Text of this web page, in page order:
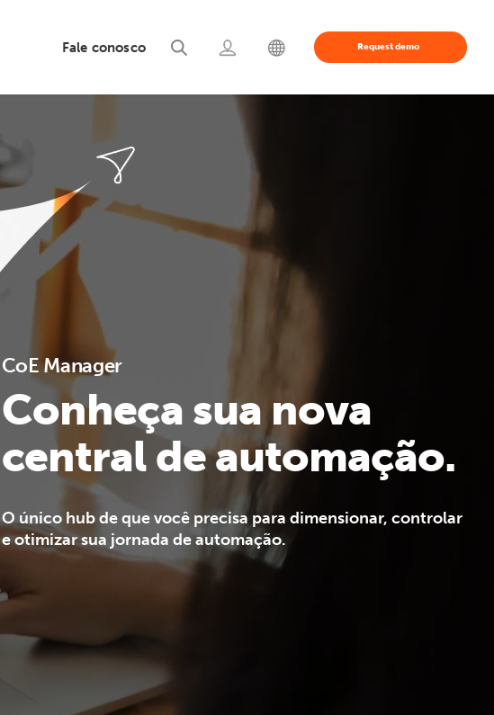
Fale conosco Request demo
CoE Manager
Conheça sua nova
central de automação.
O único hub de que você precisa para dimensionar, controlar
e otimizar sua jornada de automação.